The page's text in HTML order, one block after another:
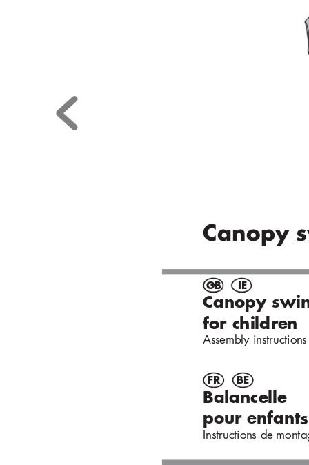
Canopy
IE
GB
Canopy s
for children
Assembly instructions
BE
FR
Balancelle
pour enfants
Instructions de monta